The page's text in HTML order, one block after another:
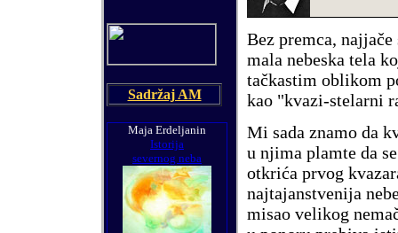
Sadržaj AM
Maja Erdeljanin
Istorija
severnog neba
Bez premca,
mala nebeska tela
tačkastim oblikom
kao "kvazi-stelarni
Mi sada znamo da
u njima plamte da
otkrića prvog
najtajanstvenija
misao velikog